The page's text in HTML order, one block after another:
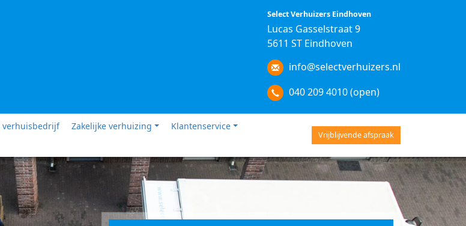
Select Verhuizers Eindhoven
Lucas Gasselstraat 9
5611 ST Eindhoven
info@selectverhuizers.nl
040 209 4010 (open)
Vrijblijvende afspraak
verhuisbedrijf Zakelijke verhuizing
Klantenservice